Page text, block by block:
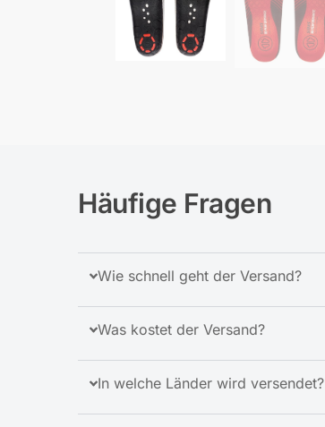
Häufige Fragen
Wie schnell geht der Versand?
Was kostet der Versand?
In welche Länder wird versendet?